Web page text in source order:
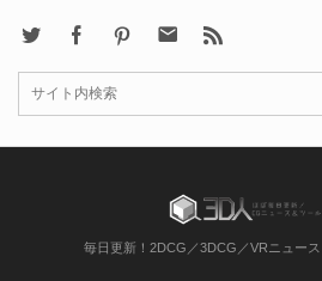
FacebookPinterest Contact
毎日更新！2DCG／3DCG／VRニュース